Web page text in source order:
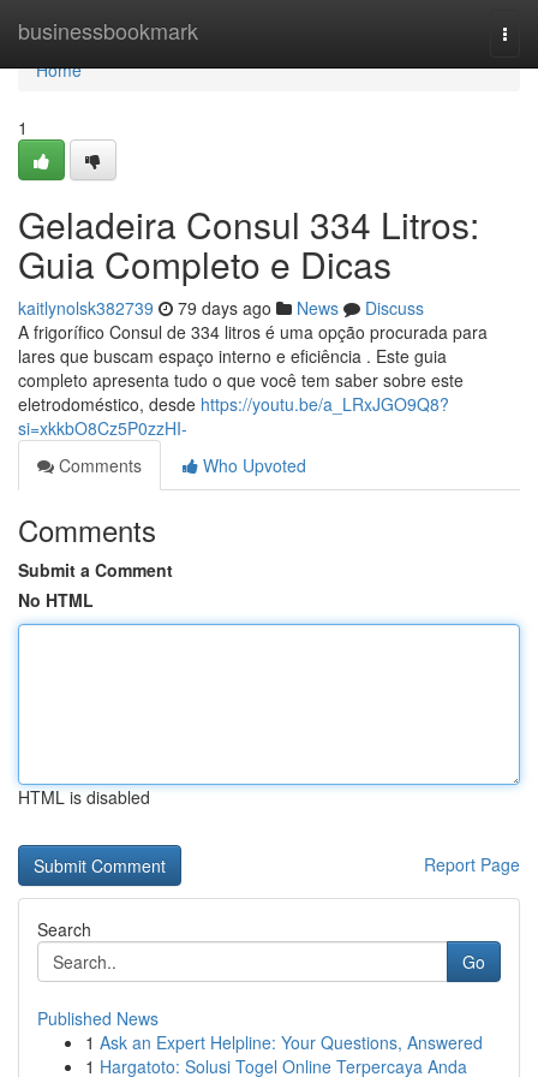
businessbookmark
Home
Home
1
Geladeira Consul 334 Litros:
Guia Completo e Dicas
kaitlynolsk382739 79 days ago News
Discuss
A frigorífico Consul de 334 litros é uma opção procurada para
lares que buscam espaço interno e eficiência . Este guia
completo apresenta tudo o que você tem saber sobre este
eletrodoméstico, desde https://youtu.be/a_LRxJGO9Q8?
si=xkkbO8Cz5P0zzHI-
Comments
Who Upvoted
Comments
Submit a Comment
No HTML
HTML is disabled
Report Page
Search
Go
Published News
1 Ask an Expert Helpline: Your Questions, Answered
1 Hargatoto: Solusi Togel Online Terpercaya Anda